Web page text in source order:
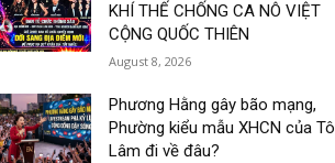
KHÍ THẾ CHỐNG CA NÔ VIỆT
CỘNG QUỐC THIÊN
August 8, 2026
Phương Hằng gây bão mạng,
Phường kiểu mẫu XHCN của Tô
Lâm đi về đâu?